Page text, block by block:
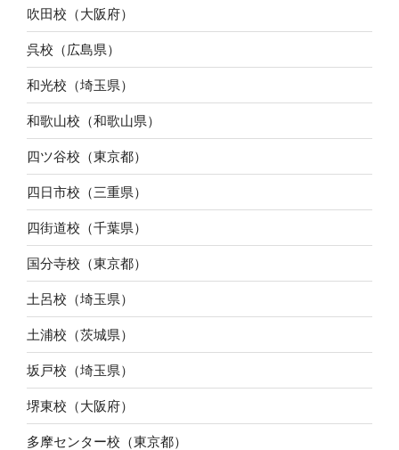
吹田校（大阪府）
呉校（広島県）
和光校（埼玉県）
和歌山校（和歌山県）
四ツ谷校（東京都）
四日市校（三重県）
四街道校（千葉県）
国分寺校（東京都）
土呂校（埼玉県）
土浦校（茨城県）
坂戸校（埼玉県）
堺東校（大阪府）
多摩センター校（東京都）